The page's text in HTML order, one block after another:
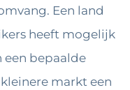
Een land
heeft mogelijk
een bepaalde
markt een